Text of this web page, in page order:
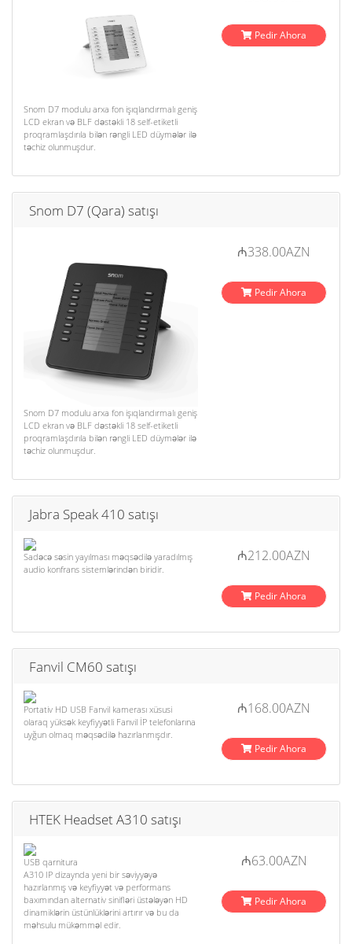
Snom D7 modulu arxa fon işıqlandırmalı geniş
LCD ekran və BLF dəstəkli 18 self-etiketli
proqramlaşdırıla bilən rəngli LED düymələr ilə
təchiz olunmuşdur.
Pedir Ahora
Snom D7 (Qara) satışı
Snom D7 modulu arxa fon işıqlandırmalı geniş
LCD ekran və BLF dəstəkli 18 self-etiketli
proqramlaşdırıla bilən rəngli LED düymələr ilə
təchiz olunmuşdur.
₼338.00AZN
Pedir Ahora
Jabra Speak 410 satışı
Sadəcə səsin yayılması məqsədilə yaradılmış
audio konfrans sistemlərindən biridir.
₼212.00AZN
Pedir Ahora
Fanvil CM60 satışı
Portativ HD USB Fanvil kamerası xüsusi
olaraq yüksək keyfiyyətli Fanvil İP telefonlarına
uyğun olmaq məqsədilə hazırlanmışdır.
₼168.00AZN
Pedir Ahora
HTEK Headset A310 satışı
USB qarnitura
A310 IP dizaynda yeni bir səviyyəyə
hazırlanmış və keyfiyyət və performans
baxımından alternativ sinifləri üstələyən HD
dinamiklərin üstünlüklərini artırır və bu da
məhsulu mükəmməl edir.
₼63.00AZN
Pedir Ahora